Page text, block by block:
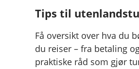
Tips til
Få oversikt over hva du
du reiser – fra betaling
praktiske råd som gjør